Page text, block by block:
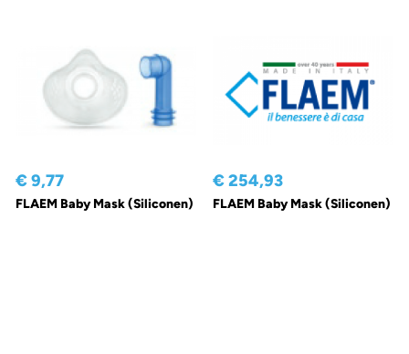
€ 9,77
FLAEM Baby Mask (Siliconen)
€ 254,93
FLAEM Baby Mask (Siliconen)